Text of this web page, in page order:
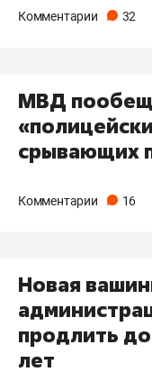
Комментарии 32
МВД
срывающих
Комментарии 16
Новая
продлить
лет